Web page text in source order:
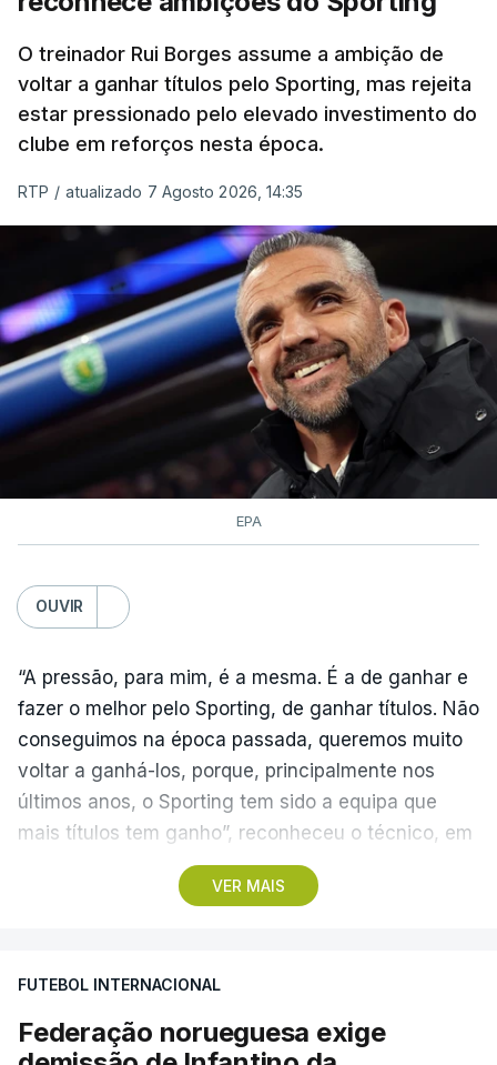
O treinador Rui Borges assume a ambição de
voltar a ganhar títulos pelo Sporting, mas rejeita
estar pressionado pelo elevado investimento do
clube em reforços nesta época.
RTP / atualizado 7 Agosto 2026, 14:35
EPA
OUVIR
VER MAIS
“A pressão, para mim, é a mesma. É a de ganhar e
fazer o melhor pelo Sporting, de ganhar títulos. Não
conseguimos na época passada, queremos muito
voltar a ganhá-los, porque, principalmente nos
últimos anos, o Sporting tem sido a equipa que
mais títulos tem ganho”, reconheceu o técnico, em
Amadora, mas foi dominada pela atividade dos
‘leões’ no mercado de transferências, onde Borges
vincou, mais do que uma vez, que o clube “tem
FUTEBOL INTERNACIONAL
Federação norueguesa exige